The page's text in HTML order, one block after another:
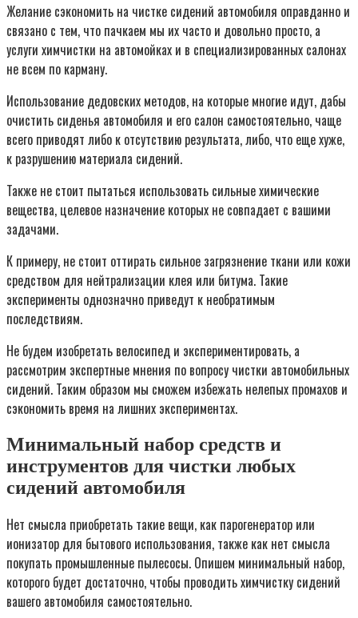
Желание сэкономить на чистке сидений автомобиля оправданно и
связано с тем, что пачкаем мы их часто и довольно просто, а
услуги химчистки на автомойках и в специализированных салонах
не всем по карману.
Использование дедовских методов, на которые многие идут, дабы
очистить сиденья автомобиля и его салон самостоятельно, чаще
всего приводят либо к отсутствию результата, либо, что еще хуже,
к разрушению материала сидений.
Также не стоит пытаться использовать сильные химические
вещества, целевое назначение которых не совпадает с вашими
задачами.
К примеру, не стоит оттирать сильное загрязнение ткани или кожи
средством для нейтрализации клея или битума. Такие
эксперименты однозначно приведут к необратимым
последствиям.
Не будем изобретать велосипед и экспериментировать, а
рассмотрим экспертные мнения по вопросу чистки автомобильных
сидений. Таким образом мы сможем избежать нелепых промахов и
сэкономить время на лишних экспериментах.
Минимальный набор средств и
инструментов для чистки любых
сидений автомобиля
Нет смысла приобретать такие вещи, как парогенератор или
ионизатор для бытового использования, также как нет смысла
покупать промышленные пылесосы. Опишем минимальный набор,
которого будет достаточно, чтобы проводить химчистку сидений
вашего автомобиля самостоятельно.